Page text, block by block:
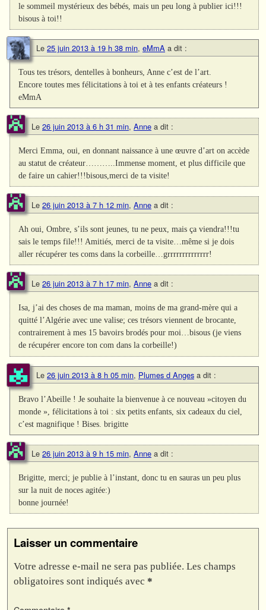
le sommeil mystérieux des bébés, mais un peu long à publier ici!!!
bisous à toi!!
Le 25 juin 2013 à 19 h 38 min, eMmA a dit :
Tous tes trésors, dentelles à bonheurs, Anne c’est de l’art.
Encore toutes mes félicitations à toi et à tes enfants créateurs !
eMmA
Le 26 juin 2013 à 6 h 31 min, Anne a dit :
Merci Emma, oui, en donnant naissance à une œuvre d’art on accède
au statut de créateur………..Immense moment, et plus difficile que
de faire un cahier!!!bisous,merci de ta visite!
Le 26 juin 2013 à 7 h 12 min, Anne a dit :
Ah oui, Ombre, s’ils sont jeunes, tu ne peux, mais ça viendra!!!tu
sais le temps file!!! Amitiés, merci de ta visite…même si je dois
aller récupérer tes coms dans la corbeille…grrrrrrrrrrrrrr!
Le 26 juin 2013 à 7 h 17 min, Anne a dit :
Isa, j’ai des choses de ma maman, moins de ma grand-mère qui a
quitté l’Algérie avec une valise; ces trésors viennent de brocante,
contrairement à mes 15 bavoirs brodés pour moi…bisous (je viens
de récupérer encore ton com dans la corbeille!)
Le 26 juin 2013 à 8 h 05 min, Plumes d Anges a dit :
Bravo l’Abeille ! Je souhaite la bienvenue à ce nouveau »citoyen du
monde », félicitations à toi : six petits enfants, six cadeaux du ciel,
c’est magnifique ! Bises. brigitte
Le 26 juin 2013 à 9 h 15 min, Anne a dit :
Brigitte, merci; je publie à l’instant, donc tu en sauras un peu plus
sur la nuit de noces agitée:)
bonne journée!
Laisser un commentaire
Votre adresse e-mail ne sera pas publiée. Les champs
obligatoires sont indiqués avec *